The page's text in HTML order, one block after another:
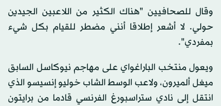
وقال للصحافيين "هناك الكثير من اللاعبين الجيدين
حولي. لا أشعر إطلاقا أنني مضطر للقيام بكل شيء
بمفردي".
ويعول منتخب الباراغواي على مهاجم نيوكاسل السابق
ميغل ألميرون، ولاعب الوسط الشاب خوليو إنسيسو الذي
انتقل إلى نادي ستراسبورغ الفرنسي قادما من برايتون